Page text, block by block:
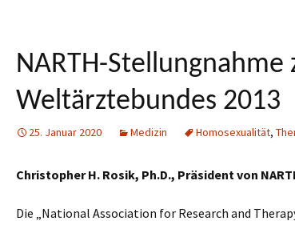
NARTH-Stellungnahme
Weltärztebundes 2013
25. Januar 2020 Medizin Homosexualität,
Christopher H. Rosik, Ph.D., Präsident von
Die „National Association for Research and